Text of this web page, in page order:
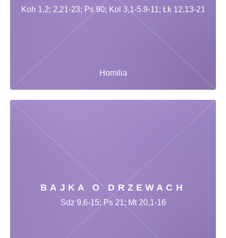
Homilia
Koh 1,2; 2,21-23; Ps 90; Kol 3,1-5.9-11; Łk 12,13-21
BAJKA O DRZEWACH
Sdz 9,6-15; Ps 21; Mt 20,1-16